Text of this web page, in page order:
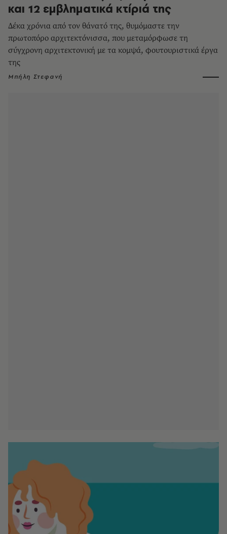
και 12 εμβληματικά κτίριά της
Δέκα χρόνια από τον θάνατό της, θυμόμαστε την
πρωτοπόρο αρχιτεκτόνισσα, που μεταμόρφωσε τη
σύγχρονη αρχιτεκτονική με τα κομψά, φουτουριστικά έργα
της
Μπήλη Στεφανή